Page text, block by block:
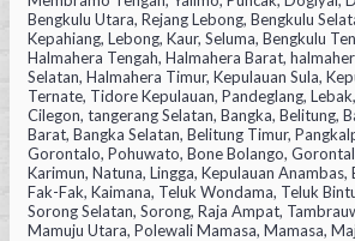
Bengkulu Utara, Rejang Lebong, Bengkulu
Kepahiang, Lebong, Kaur, Seluma, Bengkulu
Halmahera Tengah, Halmahera Barat,
Selatan, Halmahera Timur, Kepulauan Sula,
Ternate, Tidore Kepulauan, Pandeglang,
Cilegon, tangerang Selatan, Bangka, Belitung,
Barat, Bangka Selatan, Belitung Timur,
Gorontalo, Pohuwato, Bone Bolango,
Karimun, Natuna, Lingga, Kepulauan Anambas,
Fak-Fak, Kaimana, Teluk Wondama, Teluk
Sorong Selatan, Sorong, Raja Ampat,
Mamuju Utara, Polewali Mamasa, Mamasa,